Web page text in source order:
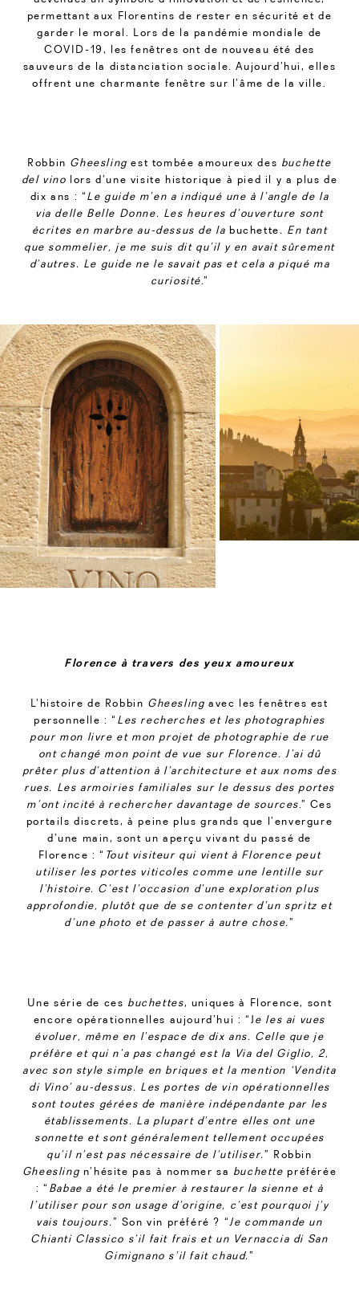
permettant aux Florentins de rester en sécurité et de
garder le moral. Lors de la pandémie mondiale de
COVID-19, les fenêtres ont de nouveau été des
sauveurs de la distanciation sociale. Aujourd’hui, elles
offrent une charmante fenêtre sur l’âme de la ville.
Robbin Gheesling est tombée amoureux des buchette
del vino lors d’une visite historique à pied il y a plus de
dix ans : “Le guide m’en a indiqué une à l’angle de la
via delle Belle Donne. Les heures d’ouverture sont
écrites en marbre au-dessus de labuchette. En tant
que sommelier, je me suis dit qu’il y en avait sûrement
d’autres. Le guide ne le savait pas et cela a piqué ma
curiosité.”
Florence à travers des yeux amoureux
L’histoire de Robbin Gheesling avec les fenêtres est
personnelle : “ Les recherches et les photographies
pour mon livre et mon projet de photographie de rue
ont changé mon point de vue sur Florence. J’ai dû
prêter plus d’attention à l’architecture et aux noms des
rues. Les armoiries familiales sur le dessus des portes
m’ont incité à rechercher davantage de sources .” Ces
portails discrets, à peine plus grands que l’envergure
d’une main, sont un aperçu vivant du passé de
Florence : “ Tout visiteur qui vient à Florence peut
utiliser les portes viticoles comme une lentille sur
l’histoire. C’est l’occasion d’une exploration plus
approfondie, plutôt que de se contenter d’un spritz et
d’une photo et de passer à autre chose.”
Une série de ces buchettes, uniques à Florence, sont
encore opérationnelles aujourd’hui : “Je les ai vues
évoluer, même en l’espace de dix ans. Celle que je
préfère et qui n’a pas changé est la Via del Giglio, 2,
avec son style simple en briques et la mention ‘Vendita
di Vino’ au-dessus. Les portes de vin opérationnelles
sont toutes gérées de manière indépendante par les
établissements. La plupart d’entre elles ont une
sonnette et sont généralement tellement occupées
qu’il n’est pas nécessaire de l’utiliser.” Robbin
Gheesling n’hésite pas à nommer sa buchette préférée
: “ Babae a été le premier à restaurer la sienne et à
l’utiliser pour son usage d’origine, c’est pourquoi j’y
vais toujours.” Son vin préféré ? “ Je commande un
Chianti Classico s’il fait frais et un Vernaccia di San
Gimignano s’il fait chaud.”